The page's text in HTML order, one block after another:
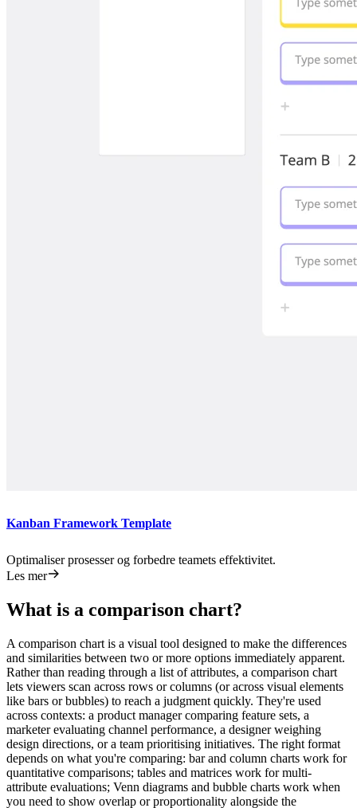
Kanban Framework Template
Optimaliser prosesser og forbedre teamets effektivitet.
Les mer
What is a comparison chart?
A comparison chart is a visual tool designed to make the differences
and similarities between two or more options immediately apparent.
Rather than reading through a list of attributes, a comparison chart
lets viewers scan across rows or columns (or across visual elements
like bars or bubbles) to reach a judgment quickly. They're used
across contexts: a product manager comparing feature sets, a
marketer evaluating channel performance, a designer weighing
design directions, or a team prioritising initiatives. The right format
depends on what you're comparing: bar and column charts work for
quantitative comparisons; tables and matrices work for multi-
attribute evaluations; Venn diagrams and bubble charts work when
you need to show overlap or proportionality alongside the